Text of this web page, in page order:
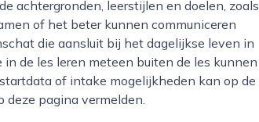
achtergronden, leerstijlen en doelen, zoals
of het beter kunnen communiceren
die aansluit bij het dagelijkse leven in
de les leren meteen buiten de les kunnen
of intake mogelijkheden kan op de
pagina vermelden.